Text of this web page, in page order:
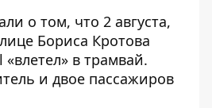
о том, что 2 августа,
Бориса Кротова
«влетел» в трамвай.
и двое пассажиров